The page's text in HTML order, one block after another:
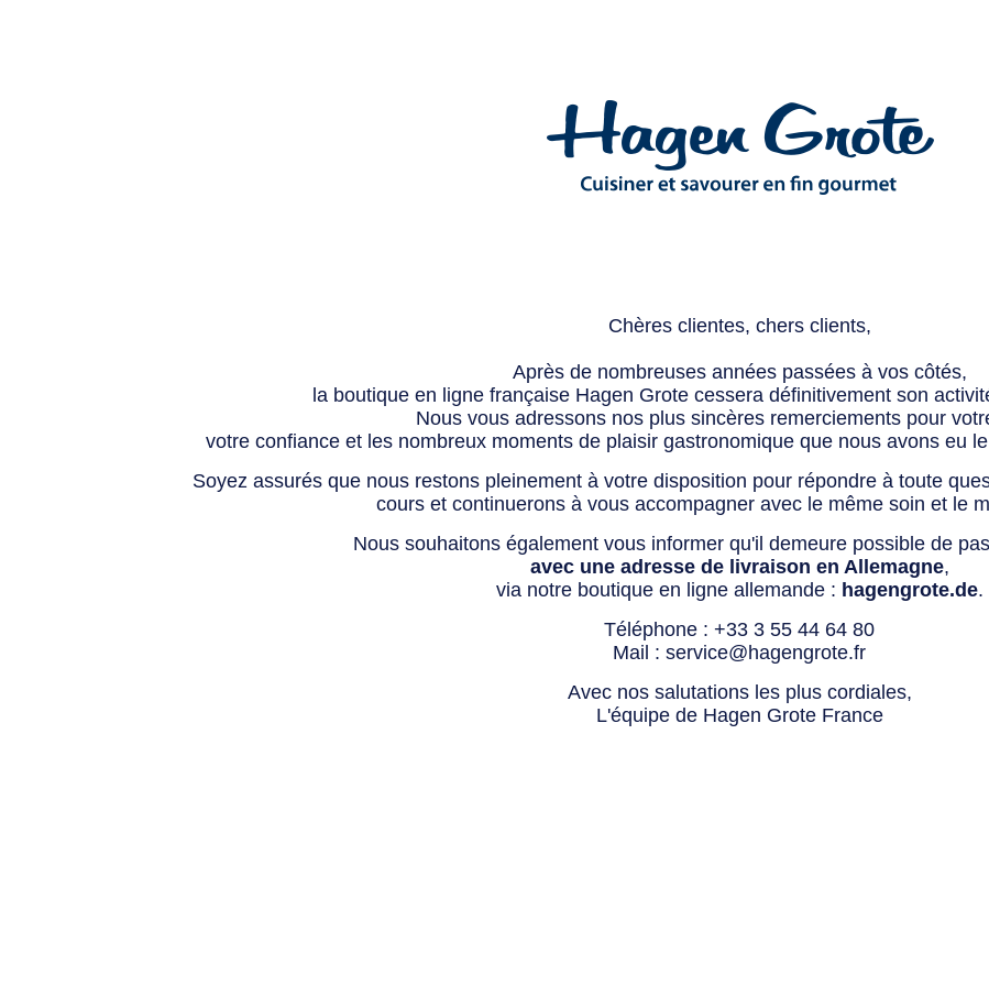
Chères clientes, chers clients,
Après de nombreuses années passées à vos côtés,
la boutique en ligne française Hagen Grote cessera définitivement son
Nous vous adressons nos plus sincères remerciements pour
votre confiance et les nombreux moments de plaisir gastronomique que nous avons eu
Soyez assurés que nous restons pleinement à votre disposition pour répondre à toute
cours et continuerons à vous accompagner avec le même soin et le
Nous souhaitons également vous informer qu'il demeure possible de
avec une adresse de livraison en Allemagne,
via notre boutique en ligne allemande : hagengrote.de.
Téléphone : +33 3 55 44 64 80
Mail : service@hagengrote.fr
Avec nos salutations les plus cordiales,
L'équipe de Hagen Grote France